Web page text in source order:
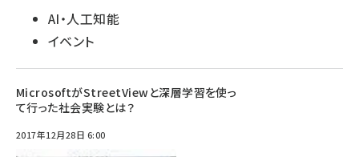
AI・人工知能
イベント
MicrosoftがStreetViewと深層学習を使っ
て行った社会実験とは？
2017年12月28日 6:00